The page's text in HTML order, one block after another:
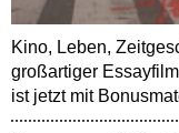
Kino, Leben,
großartiger
ist jetzt mit